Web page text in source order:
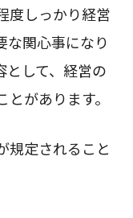
度しっかり経営
な関心事になり
として、経営の
があります。
規定されること